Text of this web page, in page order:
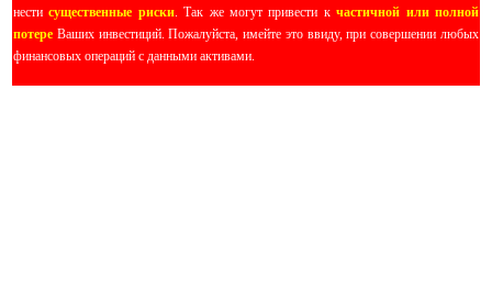
нестисущественные риски. Так же могут привести кчастичной или полной
потере Ваших инвестиций. Пожалуйста, имейте это ввиду, при совершении любых
финансовых операций с данными активами.